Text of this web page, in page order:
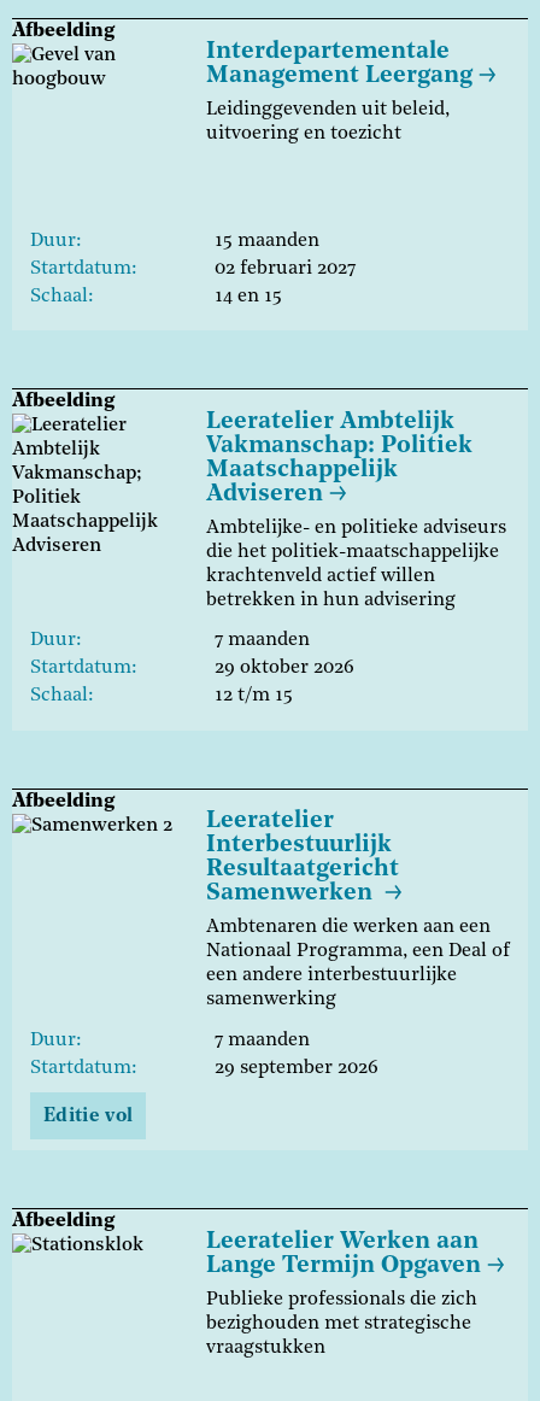
Afbeelding
Interdepartementale
Management Leergang
Leidinggevenden uit beleid,
uitvoering en toezicht
Duur
15 maanden
Startdatum
02 februari 2027
Schaal
14 en 15
Afbeelding
Leeratelier Ambtelijk
Vakmanschap: Politiek
Maatschappelijk
Adviseren
Ambtelijke- en politieke adviseurs
die het politiek-maatschappelijke
krachtenveld actief willen
betrekken in hun advisering
Duur
7 maanden
Startdatum
29 oktober 2026
Schaal
12 t/m 15
Afbeelding
Leeratelier
Interbestuurlijk
Resultaatgericht
Samenwerken
Ambtenaren die werken aan een
Nationaal Programma, een Deal of
een andere interbestuurlijke
samenwerking
Duur
7 maanden
Startdatum
29 september 2026
Editie vol
Afbeelding
Leeratelier Werken aan
Lange Termijn Opgaven
Publieke professionals die zich
bezighouden met strategische
vraagstukken